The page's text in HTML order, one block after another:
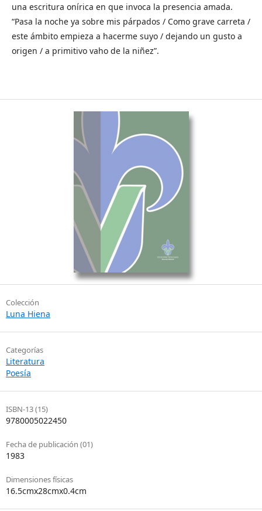
una escritura onírica en que invoca la presencia amada.
“Pasa la noche ya sobre mis párpados / Como grave carreta /
este ámbito empieza a hacerme suyo / dejando un gusto a
origen / a primitivo vaho de la niñez”.
Colección
Luna Hiena
Categorías
Literatura
Poesía
ISBN-13 (15)
9780005022450
Fecha de publicación (01)
1983
Dimensiones físicas
16.5cmx28cmx0.4cm